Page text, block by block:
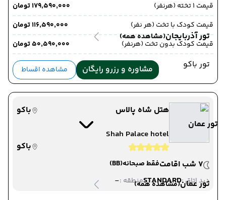
تور آذربایجان(مشاهده همه)
تور باکو
تور عمان
تور عمان(مشاهده همه)
قیمت 1 تخته (هرنفر)
۱۷۹٬۵۹۰٬۰۰۰ تومان
قیمت کودک با تخت (هر نفر)
۱۱۶٬۵۹۰٬۰۰۰ تومان
قیمت کودک بدون تخت (هرنفر)
۵۰٬۵۹۰٬۰۰۰ تومان
مشاوره و رزرو رایگان مشاهده اقساط
هتل شاه پالاس
باکو
Shah Palace hotel
باکو
7 شب اقامت
فقط صبحانه(BB)
دید اتاق :STANDARDمنطقه :-